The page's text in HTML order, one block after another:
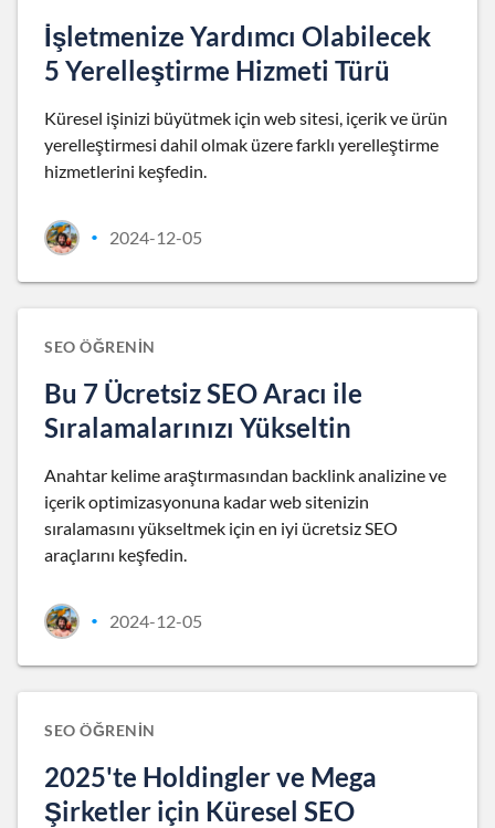
İşletmenize Yardımcı Olabilecek
5 Yerelleştirme Hizmeti Türü
Küresel işinizi büyütmek için web sitesi, içerik ve ürün
yerelleştirmesi dahil olmak üzere farklı yerelleştirme
hizmetlerini keşfedin.
• 2024-12-05
SEO ÖĞRENIN
Bu 7 Ücretsiz SEO Aracı ile
Sıralamalarınızı Yükseltin
Anahtar kelime araştırmasından backlink analizine ve
içerik optimizasyonuna kadar web sitenizin
sıralamasını yükseltmek için en iyi ücretsiz SEO
araçlarını keşfedin.
• 2024-12-05
SEO ÖĞRENIN
2025'te Holdingler ve Mega
Şirketler için Küresel SEO